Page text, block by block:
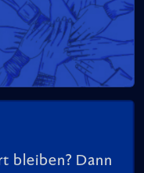
bleiben? Dann